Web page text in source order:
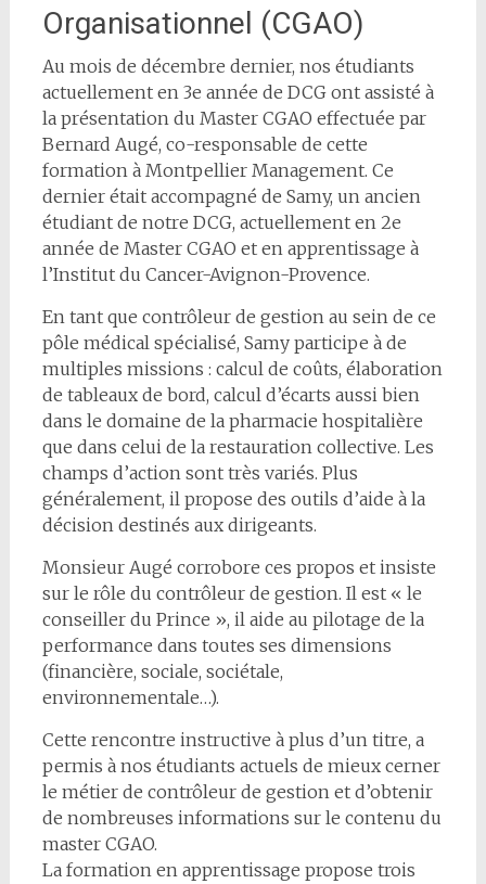
Organisationnel (CGAO)
Au mois de décembre dernier, nos étudiants
actuellement en 3e année de DCG ont assisté à
la présentation du Master CGAO effectuée par
Bernard Augé, co-responsable de cette
formation à Montpellier Management. Ce
dernier était accompagné de Samy, un ancien
étudiant de notre DCG, actuellement en 2e
année de Master CGAO et en apprentissage à
l’Institut du Cancer-Avignon-Provence.
En tant que contrôleur de gestion au sein de ce
pôle médical spécialisé, Samy participe à de
multiples missions : calcul de coûts, élaboration
de tableaux de bord, calcul d’écarts aussi bien
dans le domaine de la pharmacie hospitalière
que dans celui de la restauration collective. Les
champs d’action sont très variés. Plus
généralement, il propose des outils d’aide à la
décision destinés aux dirigeants.
Monsieur Augé corrobore ces propos et insiste
sur le rôle du contrôleur de gestion. Il est « le
conseiller du Prince », il aide au pilotage de la
performance dans toutes ses dimensions
(financière, sociale, sociétale,
environnementale…).
Cette rencontre instructive à plus d’un titre, a
permis à nos étudiants actuels de mieux cerner
le métier de contrôleur de gestion et d’obtenir
de nombreuses informations sur le contenu du
master CGAO.
La formation en apprentissage propose trois